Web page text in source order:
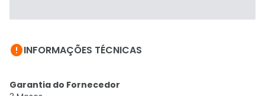
INFORMAÇÕES TÉCNICAS
Garantia do Fornecedor